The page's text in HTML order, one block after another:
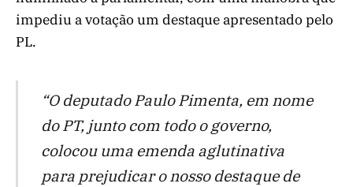
impediu a votação um destaque apresentado pelo
PL.
“O deputado Paulo Pimenta, em nome
do PT, junto com todo o governo,
colocou uma emenda aglutinativa
para prejudicar o nosso destaque de